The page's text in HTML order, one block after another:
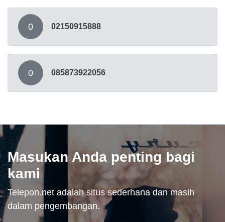
0 02150915888
0 085873922056
Masukan Anda penting bagi
kami
Telepon.net adalah situs sederhana dan masih
dalam pengembangan.